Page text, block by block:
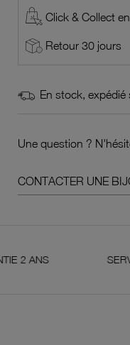
Click & Collect
Retour 30 jours
En stock,
Une question ?
CONTACTER UNE
SERVICES